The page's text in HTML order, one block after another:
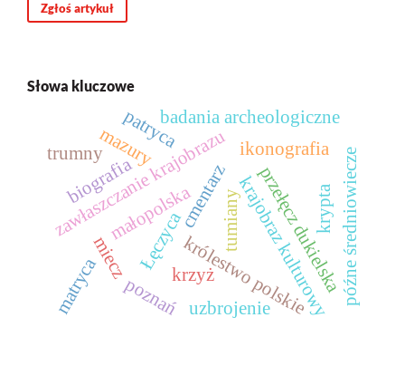
Zgłoś artykuł
Słowa kluczowe
cmentarzkrajobraz kulturowy
zawłaszczanie krajobrazu
mazury
królestwo polskie
małopolska przełęcz dukielskapóźne średniowiecze
miecz
ikonografia
uzbrojenie
Łęczyca
badania archeologiczne
poznań
patryca
matryca krzyż
tumiany
biografia
trumny
krypta